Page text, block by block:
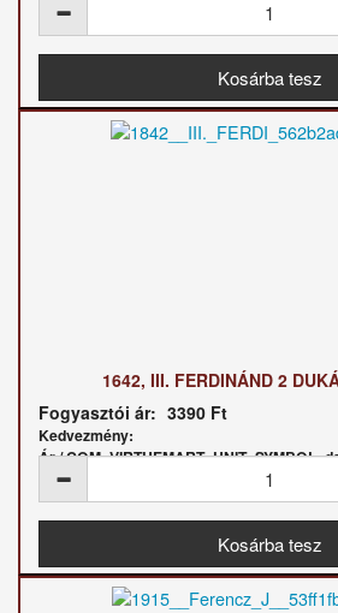
1642, III. FERDINÁND 2
Fogyasztói ár: 3390 Ft
Kedvezmény:
Ár /